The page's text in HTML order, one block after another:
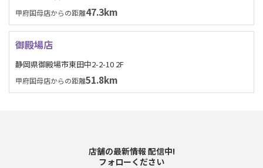
甲府国母店からの距離47.3km
御殿場店
静岡県御殿場市東田中2-2-10 2F
甲府国母店からの距離51.8km
店舗の最新情報 配信中!
フォローください